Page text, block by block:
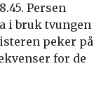
Persen
i bruk tvungen
peker på
for de